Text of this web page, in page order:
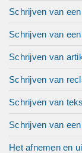
Schrijven van
Schrijven van
Schrijven van
Schrijven van
Schrijven van
Schrijven van
Het afnemen en